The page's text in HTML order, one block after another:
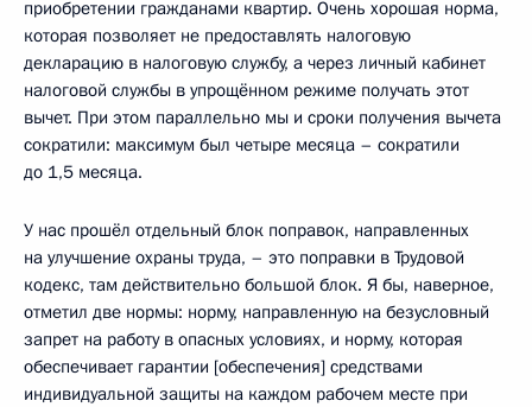
приобретении гражданами квартир. Очень хорошая норма,
которая позволяет не предоставлять налоговую
декларацию в налоговую службу, а через личный кабинет
налоговой службы в упрощённом режиме получать этот
вычет. При этом параллельно мы и сроки получения вычета
сократили: максимум был четыре месяца – сократили
до 1,5 месяца.
У нас прошёл отдельный блок поправок, направленных
на улучшение охраны труда, – это поправки в Трудовой
кодекс, там действительно большой блок. Я бы, наверное,
отметил две нормы: норму, направленную на безусловный
запрет на работу в опасных условиях, и норму, которая
обеспечивает гарантии [обеспечения] средствами
индивидуальной защиты на каждом рабочем месте при